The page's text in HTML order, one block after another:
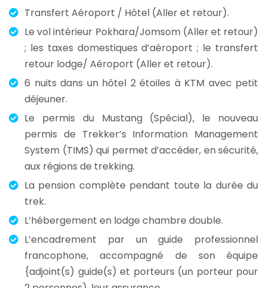
Transfert Aéroport / Hôtel (Aller et retour).
Le vol intérieur Pokhara/Jomsom (Aller et retour)
; les taxes domestiques d’aéroport ; le transfert
retour lodge/ Aéroport (Aller et retour).
6 nuits dans un hôtel 2 étoiles à KTM avec petit
déjeuner.
Le permis du Mustang (Spécial), le nouveau
permis de Trekker’s Information Management
System (TIMS) qui permet d’accéder, en sécurité,
aux régions de trekking.
La pension complète pendant toute la durée du
trek.
L’hébergement en lodge chambre double.
L’encadrement par un guide professionnel
francophone, accompagné de son équipe
{adjoint(s) guide(s) et porteurs (un porteur pour